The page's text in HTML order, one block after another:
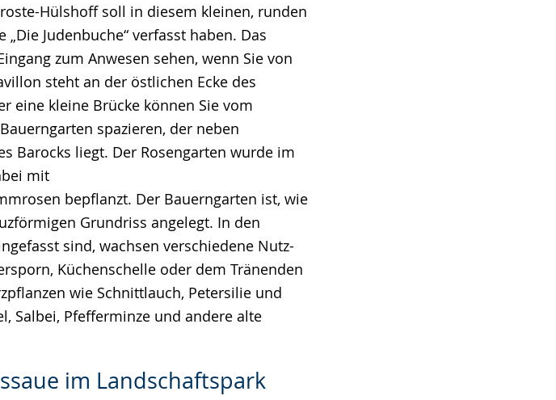
Hülshoff soll in diesem kleinen, runden
Judenbuche“ verfasst haben. Das
zum Anwesen sehen, wenn Sie von
steht an der östlichen Ecke des
eine kleine Brücke können Sie vom
spazieren, der neben
Barocks liegt. Der Rosengarten wurde im
mit
bepflanzt. Der Bauerngarten ist, wie
Grundriss angelegt. In den
sind, wachsen verschiedene Nutz-
Küchenschelle oder dem Tränenden
wie Schnittlauch, Petersilie und
Salbei, Pfefferminze und andere alte
im Landschaftspark